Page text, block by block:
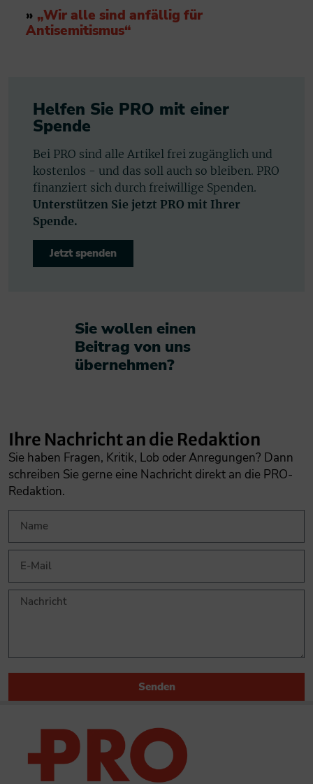
» „Wir alle sind anfällig für
Antisemitismus“
Helfen Sie PRO mit einer
Spende
Bei PRO sind alle Artikel frei zugänglich und
kostenlos - und das soll auch so bleiben. PRO
finanziert sich durch freiwillige Spenden.
Unterstützen Sie jetzt PRO mit Ihrer
Spende.
Jetzt spenden
Sie wollen einen
Beitrag von uns
übernehmen?​
Ihre Nachricht an die Redaktion
Sie haben Fragen, Kritik, Lob oder Anregungen? Dann
schreiben Sie gerne eine Nachricht direkt an die PRO-
Redaktion.
Senden